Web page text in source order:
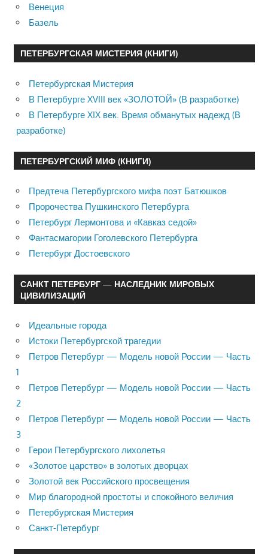
Венеция
Базель
ПЕТЕРБУРГСКАЯ МИСТЕРИЯ (КНИГИ)
Петербургская Мистерия
В Петербурге XVIII век «ЗОЛОТОЙ» (В разработке)
В Петербурге XIX век. Время обманутых надежд (В
разработке)
ПЕТЕРБУРГСКИЙ МИФ (КНИГИ)
Предтеча Петербургского мифа поэт Батюшков
Пророчества Пушкинского Петербурга
Петербург Лермонтова и «Кавказ седой»
Фантасмагории Гоголевского Петербурга
Петербург Достоевского
САНКТ ПЕТЕРБУРГ — НАСЛЕДНИК МИРОВЫХ
ЦИВИЛИЗАЦИЙ
Идеальные города
Истоки Петербургской трагедии
Петров Петербург — Модель новой России — Часть
1
Петров Петербург — Модель новой России — Часть
2
Петров Петербург — Модель новой России — Часть
3
Герои Петербургского лихолетья
«Золотое царство» в золотых дворцах
Золотой век Российского просвещения
Мир благородной простоты и спокойного величия
Петербургская Мистерия
Санкт-Петербург